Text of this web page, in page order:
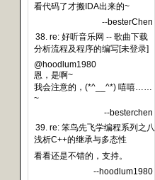
看代码了才搬IDA出来的~
--besterChen
38. re: 好听音乐网 -- 歌曲下载
分析流程及程序的编写[未登录]
@hoodlum1980
恩，是啊~
我会注意的，(*^__^*) 嘻嘻……
~
--besterchen
39. re: 笨鸟先飞学编程系列之八
浅析C++的继承与多态性
看看还是不错的，支持。
--hoodlum1980